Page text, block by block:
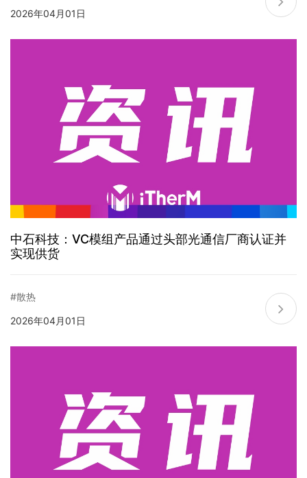
2026年04月01日
中石科技：VC模组产品通过头部光通信厂商认证并
实现供货
#散热
2026年04月01日